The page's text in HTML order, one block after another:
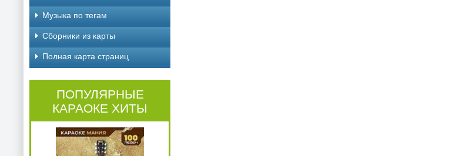
Музыка по тегам
Cборники из карты
Полная карта страниц
ПОПУЛЯРНЫЕ
КАРАОКЕ ХИТЫ